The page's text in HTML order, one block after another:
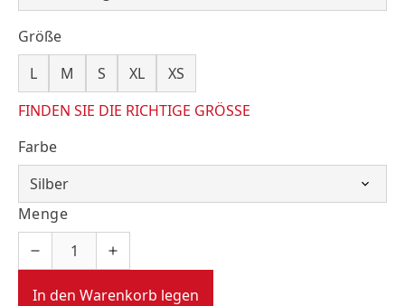
Größe
L
M S XL
XS
FINDEN SIE DIE RICHTIGE GRÖSSE
Farbe
Menge
In den Warenkorb legen